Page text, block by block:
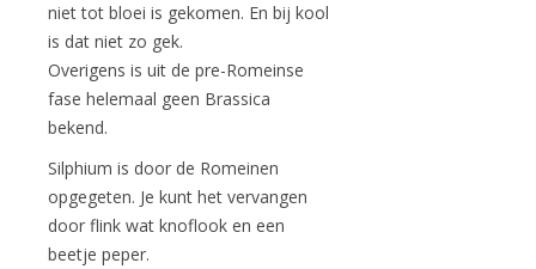
niet tot bloei is gekomen. En bij kool
is dat niet zo gek.
Overigens is uit de pre-Romeinse
fase helemaal geen Brassica
bekend.
Silphium is door de Romeinen
opgegeten. Je kunt het vervangen
door flink wat knoflook en een
beetje peper.